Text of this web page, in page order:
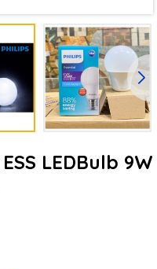
LEDBulb 9W